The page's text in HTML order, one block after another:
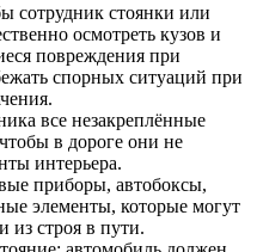
сотрудник стоянки или
осмотреть кузов и
повреждения при
спорных ситуаций при
все незакреплённые
в дороге они не
интерьера.
приборы, автобоксы,
элементы, которые могут
из строя в пути.